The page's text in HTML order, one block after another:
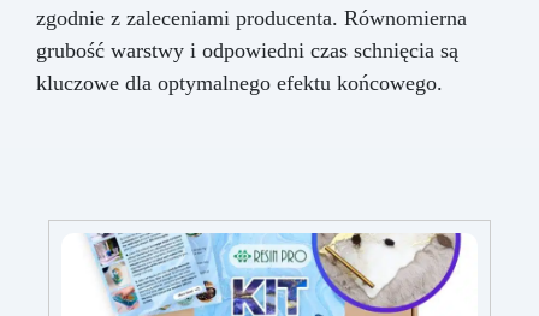
zgodnie z zaleceniami producenta. Równomierna
grubość warstwy i odpowiedni czas schnięcia są
kluczowe dla optymalnego efektu końcowego.